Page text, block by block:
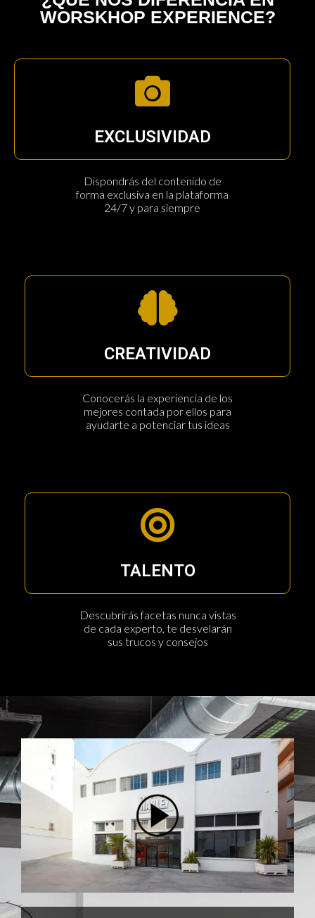
WORSKHOP EXPERIENCE?
EXCLUSIVIDAD
Dispondrás del contenido de
forma exclusiva en la plataforma
24/7 y para siempre
CREATIVIDAD
Conocerás la experiencia de los
mejores contada por ellos para
ayudarte a potenciar tus ideas
TALENTO
Descubrirás facetas nunca vistas
de cada experto, te desvelarán
sus trucos y consejos